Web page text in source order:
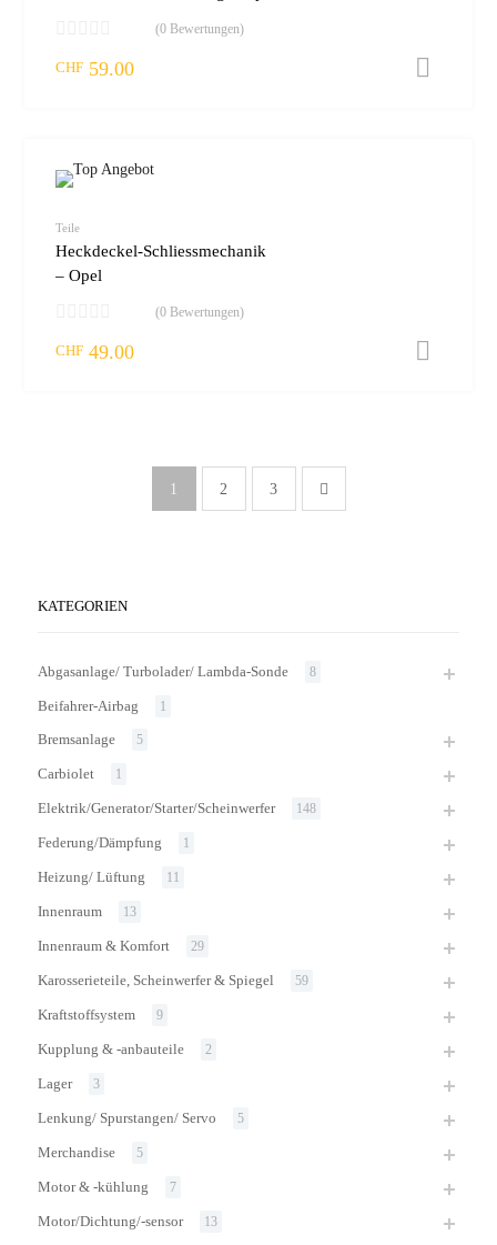
(0 Bewertungen)
CHF 59.00
Teile
Heckdeckel-Schliessmechanik
– Opel
(0 Bewertungen)
CHF 49.00
1 2 3
KATEGORIEN
Abgasanlage/ Turbolader/ Lambda-Sonde 8
Beifahrer-Airbag 1
Bremsanlage 5
Carbiolet 1
Elektrik/Generator/Starter/Scheinwerfer 148
Federung/Dämpfung 1
Heizung/ Lüftung 11
Innenraum 13
Innenraum & Komfort 29
Karosserieteile, Scheinwerfer & Spiegel 59
Kraftstoffsystem 9
Kupplung & -anbauteile 2
Lager 3
Lenkung/ Spurstangen/ Servo 5
Merchandise 5
Motor & -kühlung 7
Motor/Dichtung/-sensor 13